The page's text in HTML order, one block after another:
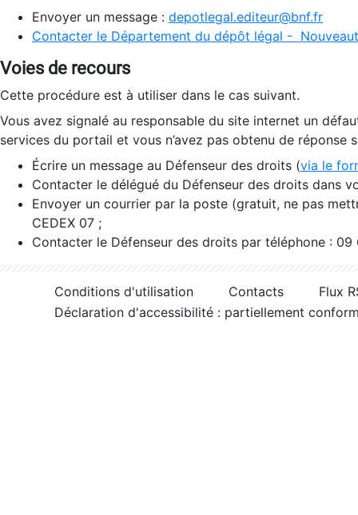
Envoyer un message : depotlegal.editeur@bnf.fr
Contacter le Département du dépôt légal -
Voies de recours
Cette procédure est à utiliser dans le cas suivant.
Vous avez signalé au responsable du site internet un
services du portail et vous n’avez pas obtenu de réponse
Écrire un message au Défenseur des droits (via le
Contacter le délégué du Défenseur des droits dans
Envoyer un courrier par la poste (gratuit, ne pas
CEDEX 07 ;
Contacter le Défenseur des droits par téléphone :
Conditions d'utilisation Contacts
Flux
Déclaration d'accessibilité : partiellement